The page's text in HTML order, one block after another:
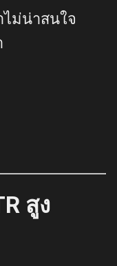
ม่น่าสนใจ
สูง